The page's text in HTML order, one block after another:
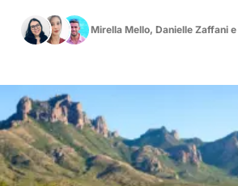
Mirella Mello, Danielle Zaffani e